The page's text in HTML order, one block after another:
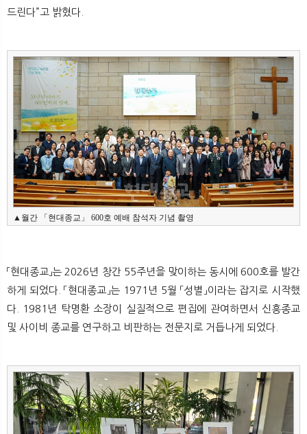
드린다”고 밝혔다.
▲월간 「현대종교」 600호 예배 참석자 기념 촬영
「현대종교」는 2026년 창간 55주년을 맞이하는 동시에 600호를 발간
하게 되었다. 「현대종교」는 1971년 5월 「성별」이라는 잡지로 시작했
다. 1981년 탁명환 소장이 실질적으로 편집에 관여하면서 신흥종교
및 사이비 종교를 연구하고 비판하는 전문지로 거듭나게 되었다.